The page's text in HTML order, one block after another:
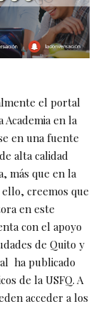
el portal
Academia en la
en una fuente
alta calidad
más que en la
creemos que
en este
con el apoyo
de Quito y
hapublicado
de la USFQ. A
acceder a los